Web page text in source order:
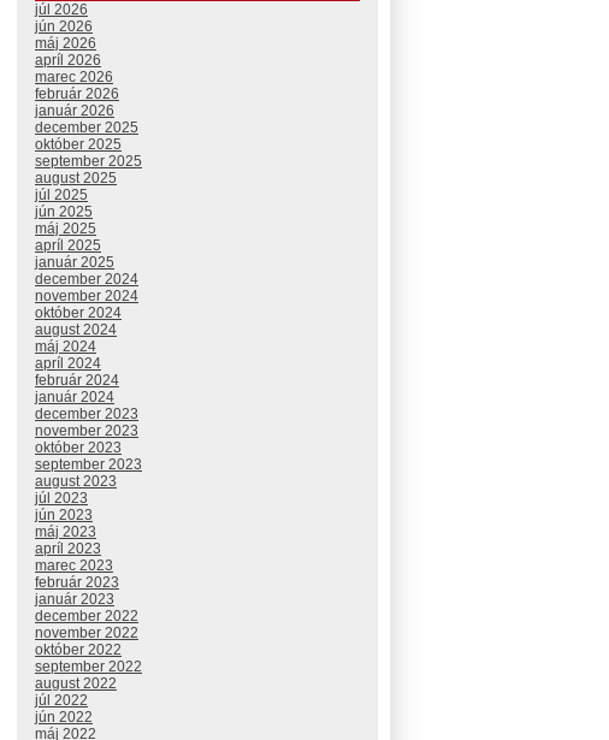
júl 2026
jún 2026
máj 2026
apríl 2026
marec 2026
február 2026
január 2026
december 2025
október 2025
september 2025
august 2025
júl 2025
jún 2025
máj 2025
apríl 2025
január 2025
december 2024
november 2024
október 2024
august 2024
máj 2024
apríl 2024
február 2024
január 2024
december 2023
november 2023
október 2023
september 2023
august 2023
júl 2023
jún 2023
máj 2023
apríl 2023
marec 2023
február 2023
január 2023
december 2022
november 2022
október 2022
september 2022
august 2022
júl 2022
jún 2022
máj 2022